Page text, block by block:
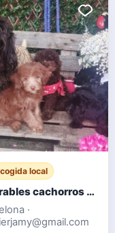
local
Adorables cachorros Cockapoo F1b
·